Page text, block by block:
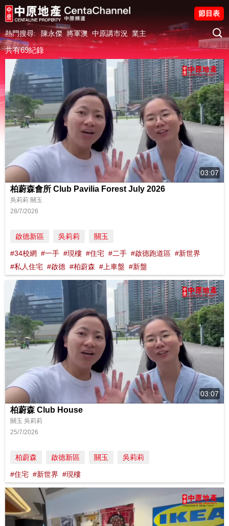
熱門搜尋: 陳永傑 將軍澳 中原講市況 業主
節目表
共有69紀錄
03:07
柏蔚森會所 Club Pavilia Forest July 2026
吳莉莉 關玉
28/7/2026
啟德新區 吳莉莉 關玉
#34校網 #一手 #現樓 #住宅 #二手 #啟德跑道區 #新世界
#私人住宅 #啟德 #柏蔚森 #上車盤 #新盤
03:07
柏蔚森 Club House
關玉 吳莉莉
25/7/2026
柏蔚森 啟德新區 關玉 吳莉莉
#住宅 #新世界 #現樓